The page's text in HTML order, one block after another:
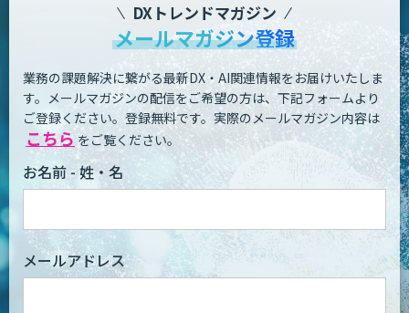
DXトレンドマガジン
メールマガジン登録
業務の課題解決に繋がる最新DX・AI関連情報をお届けいたしま
す。 メールマガジンの配信をご希望の方は、下記フォームより
ご登録ください。登録無料です。 実際のメールマガジン内容は
こちら をご覧ください。
お名前 - 姓・名
メールアドレス